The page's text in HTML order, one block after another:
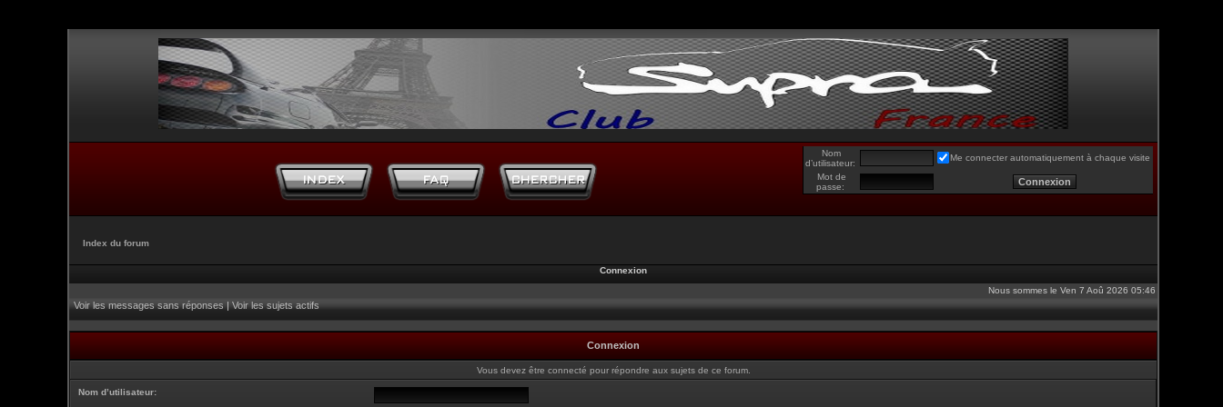
Nom
d’utilisateur:
Me connecter automatiquement à chaque visite
Mot de
passe:
Index du forum
Connexion
Nous sommes le Ven 7 Aoû 2026 05:46
Voir les messages sans réponses|Voir les sujets actifs
Connexion
Vous devez être connecté pour répondre aux sujets de ce forum.
Nom d’utilisateur: